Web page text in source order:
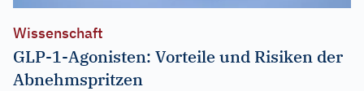
Wissenschaft
GLP-1-Agonisten: Vorteile und Risiken der
Abnehmspritzen